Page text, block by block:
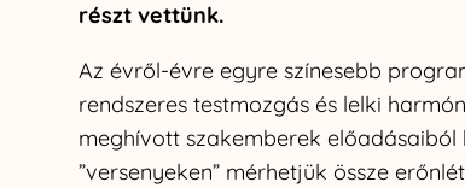
részt vettünk.
Az évről-évre egyre színesebb
rendszeres testmozgás és lelki
meghívott szakemberek
”versenyeken” mérhetjük össze